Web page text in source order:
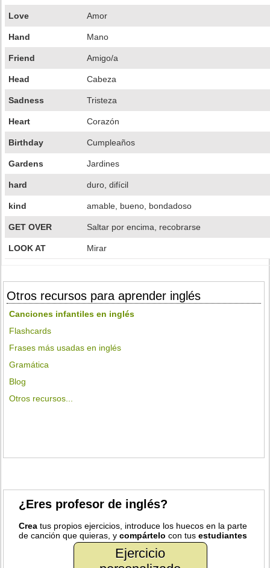
Love Amor
Hand Mano
Friend Amigo/a
Head Cabeza
Sadness Tristeza
Heart Corazón
Birthday Cumpleaños
Gardens Jardines
hard duro, difícil
kind amable, bueno, bondadoso
GET OVER Saltar por encima, recobrarse
LOOK AT Mirar
Otros recursos para aprender inglés
Canciones infantiles en inglés
Flashcards
Frases más usadas en inglés
Gramática
Blog
Otros recursos...
¿Eres profesor de inglés?
Crea tus propios ejercicios, introduce los huecos en la parte
de canción que quieras, ycompártelo con tusestudiantes
Ejercicio